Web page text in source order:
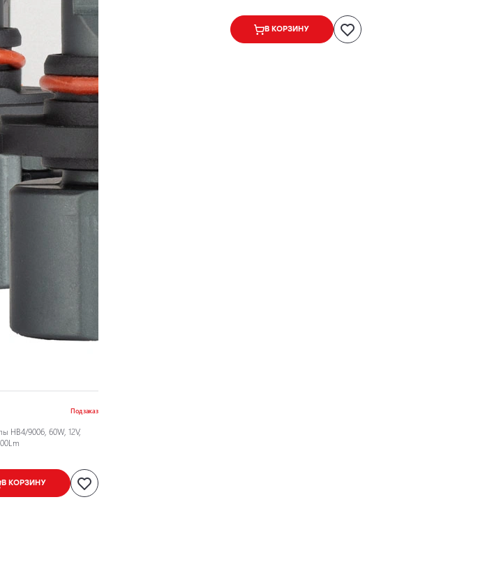
Под заказ
HB4/9006, 60W, 12V,
В КОРЗИНУ
В КОРЗИНУ